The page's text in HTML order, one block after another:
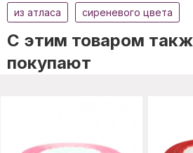
из атласа сиреневого цвета
C этим товаром
покупают